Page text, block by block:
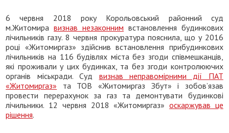
6 червня 2018 року Корольовський районний суд
м.Житомиравизнав незаконним встановлення будинкових
лічильників газу. 8 червня прокуратура пояснила, що у 2016
році «Житомиргаз» здійснив встановлення прибудинкових
лічильників на 116 будівлях міста без згоди співмешканців,
які проживали у цих будинках, та без згоди контролюючих
органів міськради. Суд визнав неправомірними дії ПАТ
«Житомиргаз» та ТОВ «Житомиргаз Збут» і зобов’язав
провести перерахунок за газ та демонтувати будинкові
лічильники. 12 червня 2018 «Житомиргаз»оскаржував це
рішення.